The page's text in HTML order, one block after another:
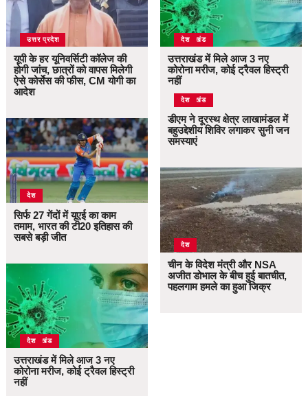
उत्तर प्रदेश
यूपी के हर यूनिवर्सिटी कॉलेज की
होगी जांच, छात्रों को वापस मिलेगी
ऐसे कोर्सेस की फीस, CM योगी का
आदेश
देश
सिर्फ 27 गेंदों में यूएई का काम
तमाम, भारत की टी20 इतिहास की
सबसे बड़ी जीत
उत्तराखंड
देश
उत्तराखंड में मिले आज 3 नए
कोरोना मरीज, कोई ट्रैवल हिस्ट्री
नहीं
उत्तराखंड
देश
उत्तराखंड में मिले आज 3 नए
कोरोना मरीज, कोई ट्रैवल हिस्ट्री
नहीं
उत्तराखंड
देश
डीएम ने दूरस्थ क्षेत्र लाखामंडल में
बहुउद्देशीय शिविर लगाकर सुनी जन
समस्याएं
देश
चीन के विदेश मंत्री और NSA
अजीत डोभाल के बीच हुई बातचीत,
पहलगाम हमले का हुआ जिक्र